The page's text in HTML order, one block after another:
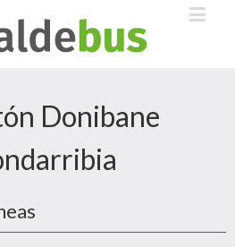
Donibane